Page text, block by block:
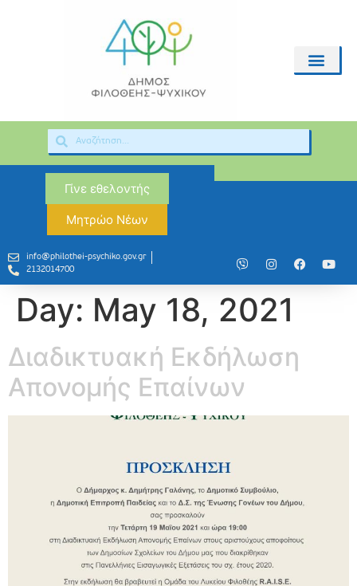
Γίνε εθελοντής
Μητρώο Νέων
info@philothei-psychiko.gov.gr
2132014700
Day: May 18, 2021
Διαδικτυακή Εκδήλωση
Aπονομής Eπαίνων